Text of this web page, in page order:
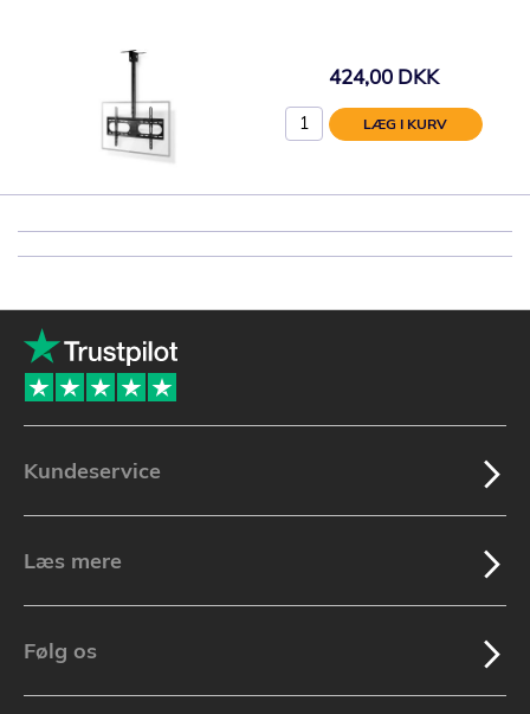
424,00 DKK
LÆG I KURV
Kundeservice
Læs mere
Følg os